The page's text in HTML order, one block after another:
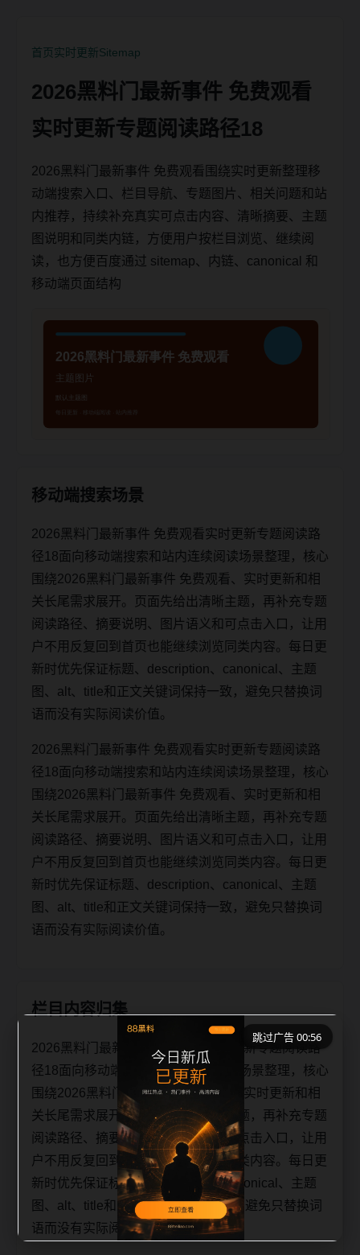
首页实时更新Sitemap
2026黑料门最新事件 免费观看
实时更新专题阅读路径18
2026黑料门最新事件 免费观看围绕实时更新整理移
动端搜索入口、栏目导航、专题图片、相关问题和站
内推荐，持续补充真实可点击内容、清晰摘要、主题
图说明和同类内链，方便用户按栏目浏览、继续阅
读，也方便百度通过 sitemap、内链、canonical 和
移动端页面结构
移动端搜索场景
2026黑料门最新事件 免费观看实时更新专题阅读路
径18面向移动端搜索和站内连续阅读场景整理，核心
围绕2026黑料门最新事件 免费观看、实时更新和相
关长尾需求展开。页面先给出清晰主题，再补充专题
阅读路径、摘要说明、图片语义和可点击入口，让用
户不用反复回到首页也能继续浏览同类内容。每日更
新时优先保证标题、description、canonical、主题
图、alt、title和正文关键词保持一致，避免只替换词
语而没有实际阅读价值。
2026黑料门最新事件 免费观看实时更新专题阅读路
径18面向移动端搜索和站内连续阅读场景整理，核心
围绕2026黑料门最新事件 免费观看、实时更新和相
关长尾需求展开。页面先给出清晰主题，再补充专题
阅读路径、摘要说明、图片语义和可点击入口，让用
户不用反复回到首页也能继续浏览同类内容。每日更
新时优先保证标题、description、canonical、主题
图、alt、title和正文关键词保持一致，避免只替换词
语而没有实际阅读价值。
栏目内容归集
2026黑料门最新事件 免费观看实时更新专题阅读路
径18面向移动端搜索和站内连续阅读场景整理，核心
围绕2026黑料门最新事件 免费观看、实时更新和相
关长尾需求展开。页面先给出清晰主题，再补充专题
阅读路径、摘要说明、图片语义和可点击入口，让用
户不用反复回到首页也能继续浏览同类内容。每日更
新时优先保证标题、description、canonical、主题
图、alt、title和正文关键词保持一致，避免只替换词
语而没有实际阅读价值。
跳过广告 00:56